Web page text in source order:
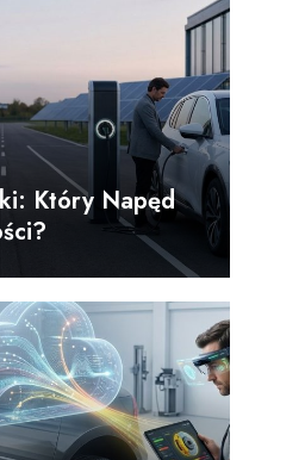
Który Napęd